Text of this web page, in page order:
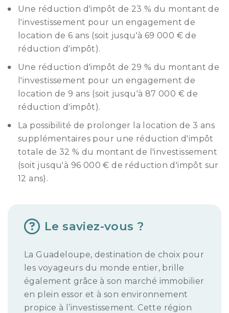
Une réduction d'impôt de 23 % du montant de
l'investissement pour un engagement de
location de 6 ans (soit jusqu'à 69 000 € de
réduction d'impôt).
Une réduction d'impôt de 29 % du montant de
l'investissement pour un engagement de
location de 9 ans (soit jusqu'à 87 000 € de
réduction d'impôt).
La possibilité de prolonger la location de 3 ans
supplémentaires pour une réduction d'impôt
totale de 32 % du montant de l'investissement
(soit jusqu'à 96 000 € de réduction d'impôt sur
12 ans).
Le saviez-vous ?
La Guadeloupe, destination de choix pour
les voyageurs du monde entier, brille
également grâce à son marché immobilier
en plein essor et à son environnement
propice à l’investissement. Cette région